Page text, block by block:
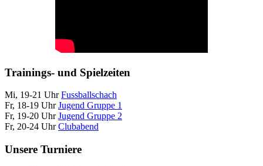
Trainings- und Spielzeiten
Mi, 19-21 UhrFussballschach
Fr, 18-19 UhrJugend Gruppe 1
Fr, 19-20 UhrJugend Gruppe 2
Fr, 20-24 UhrClubabend
Unsere Turniere